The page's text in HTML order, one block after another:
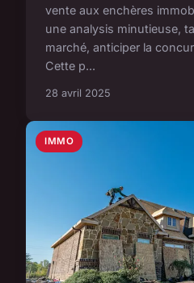
vente aux enchères
une analysis minutieuse,
marché, anticiper la
Cette p...
28 avril 2025
IMMO